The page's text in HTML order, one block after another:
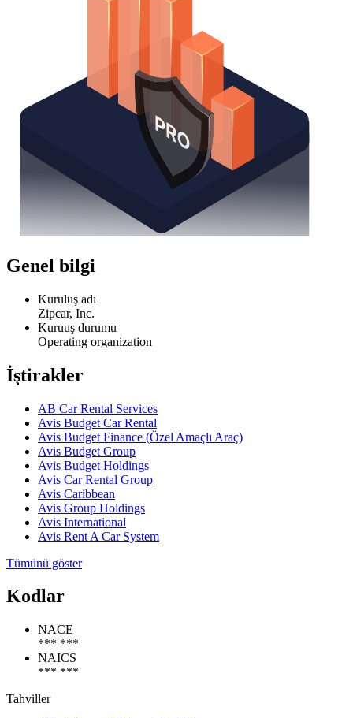
Genel bilgi
Kuruluş adı
Zipcar, Inc.
Kuruuş durumu
Operating organization
İştirakler
AB Car Rental Services
Avis Budget Car Rental
Avis Budget Finance (Özel Amaçlı Araç)
Avis Budget Group
Avis Budget Holdings
Avis Car Rental Group
Avis Caribbean
Avis Group Holdings
Avis International
Avis Rent A Car System
Tümünü göster
Kodlar
NACE
*** ***
NAICS
*** ***
Tahviller